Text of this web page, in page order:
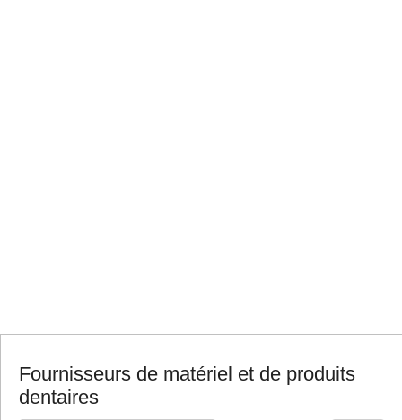
Fournisseurs de matériel et de produits
dentaires